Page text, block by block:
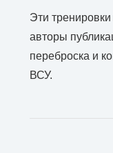
Эти
авторы
переброска и
ВСУ.